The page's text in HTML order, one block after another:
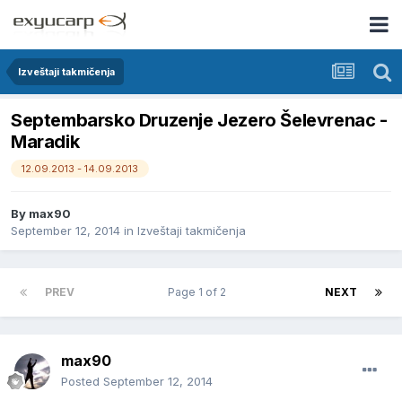
Izveštaji takmičenja
Septembarsko Druzenje Jezero Šelevrenac -
Maradik
12.09.2013 - 14.09.2013
By max90
September 12, 2014 in Izveštaji takmičenja
PREV NEXT
Page 1 of 2
max90
Posted September 12, 2014